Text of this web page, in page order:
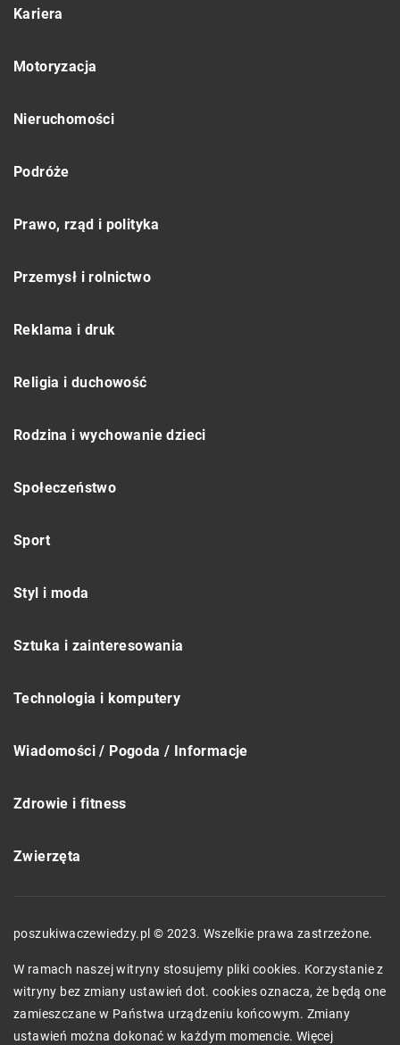
Kariera
Motoryzacja
Nieruchomości
Podróże
Prawo, rząd i polityka
Przemysł i rolnictwo
Reklama i druk
Religia i duchowość
Rodzina i wychowanie dzieci
Społeczeństwo
Sport
Styl i moda
Sztuka i zainteresowania
Technologia i komputery
Wiadomości / Pogoda / Informacje
Zdrowie i fitness
Zwierzęta
poszukiwaczewiedzy.pl © 2023. Wszelkie prawa zastrzeżone.
W ramach naszej witryny stosujemy pliki cookies. Korzystanie z
witryny bez zmiany ustawień dot. cookies oznacza, że będą one
zamieszczane w Państwa urządzeniu końcowym. Zmiany
ustawień można dokonać w każdym momencie. Więcej